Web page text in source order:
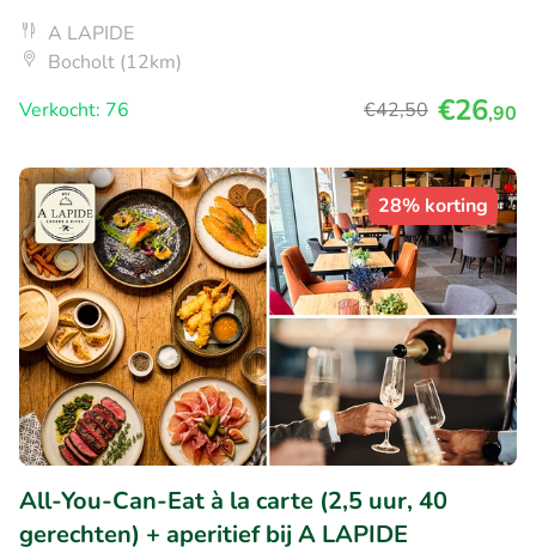
A LAPIDE
Bocholt (12km)
Verkocht: 76
€42,50 €26,90
28% korting
All-You-Can-Eat à la carte (2,5 uur, 40
gerechten) + aperitief bij A LAPIDE